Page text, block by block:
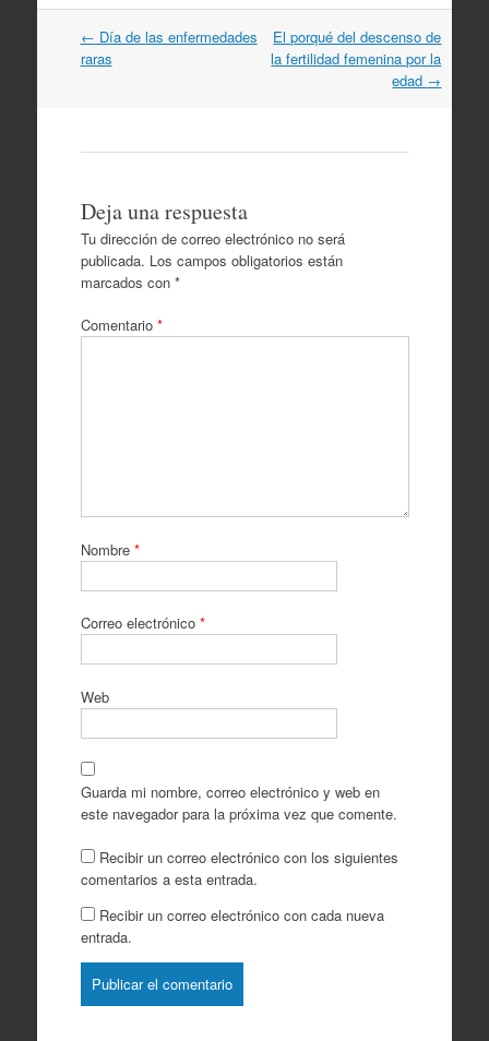
Navegación
por
← Día de las enfermedades
raras
El porqué del descenso de
la fertilidad femenina por la
edad →
Deja una respuesta
Tu dirección de correo electrónico no será
publicada. Los campos obligatorios están
marcados con *
Comentario *
Nombre *
Correo electrónico *
Web
Guarda mi nombre, correo electrónico y web en
este navegador para la próxima vez que comente.
Recibir un correo electrónico con los siguientes
comentarios a esta entrada.
Recibir un correo electrónico con cada nueva
entrada.